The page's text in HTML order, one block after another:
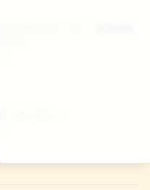
2026/07/29（水） 龍谷幼稚
り☆
あんぱん